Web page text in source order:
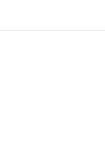
除的数
一）
v2.2版